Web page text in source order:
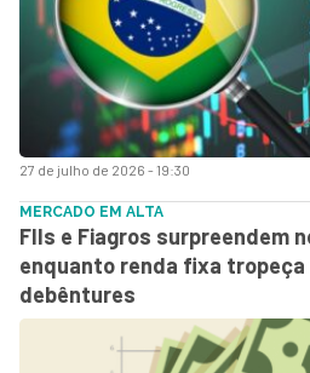
27 de julho de 2026 - 19:30
MERCADO EM ALTA
FIIs e Fiagros surpreendem
enquanto renda fixa
debêntures